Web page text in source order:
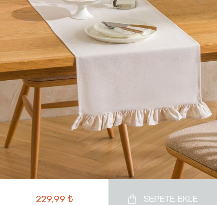
229,99 ₺ SEPETE EKLE